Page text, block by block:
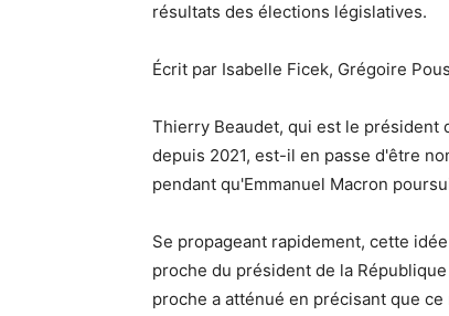
résultats des élections législatives.
Écrit par Isabelle Ficek, Grégoire
Thierry Beaudet, qui est le président
depuis 2021, est-il en passe d'être
pendant qu'Emmanuel Macron
Se propageant rapidement, cette
proche du président de la
proche a atténué en précisant que